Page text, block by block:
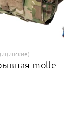
molle